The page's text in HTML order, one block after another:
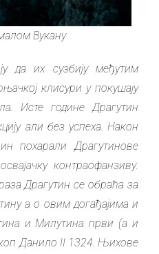
Вукану
да их сузбију међутим
клисури у покушају
Исте године Драгутин
али без успеха. Након
похарали Драгутинове
контраофанзиву.
Драгутин се обраћа за
а о овим догађајима и
и Милутина први (а и
Данило II 1324. Њихове